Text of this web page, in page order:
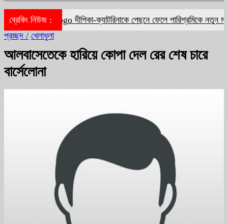
ব্রেকিং নিউজ :
দীপিকা-ক্যাটরিনাকে পেছনে ফেলে পারিশ্রমিকে নতুন
প্রচ্ছদ / খেলাধুলা
আলবাসেতেকে হারিয়ে কোপা দেল রের শেষ চারে
বার্সেলোনা